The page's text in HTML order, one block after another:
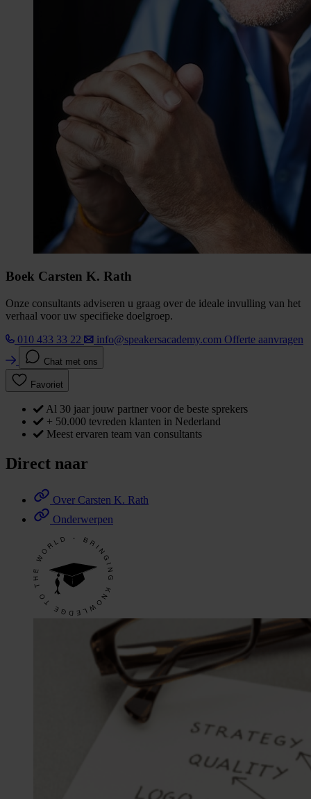
Boek Carsten K. Rath
Onze consultants adviseren u graag over de ideale invulling van het
verhaal voor uw specifieke doelgroep.
010 433 33 22
info@speakersacademy.com Offerte aanvragen
Chat met ons
Favoriet
Al 30 jaar jouw partner voor de beste sprekers
+ 50.000 tevreden klanten in Nederland
Meest ervaren team van consultants
Direct naar
Over Carsten K. Rath
Onderwerpen